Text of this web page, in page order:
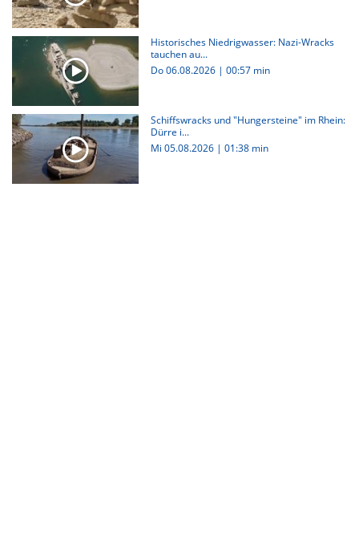
Historisches Niedrigwasser: Nazi-Wracks
tauchen au...
Do 06.08.2026 | 00:57 min
Schiffswracks und "Hungersteine" im Rhein:
Dürre i...
Mi 05.08.2026 | 01:38 min